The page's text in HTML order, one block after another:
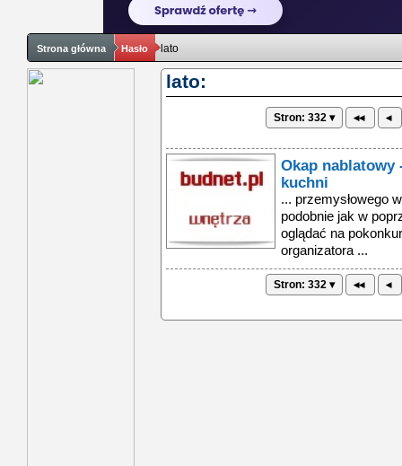
Strona główna Hasło lato
lato:
Stron: 332 ▾ ◂◂ ◂
Okap nablatowy
kuchni
... przemysłowego
podobnie jak w
oglądać na
organizatora ...
Stron: 332 ▾ ◂◂ ◂